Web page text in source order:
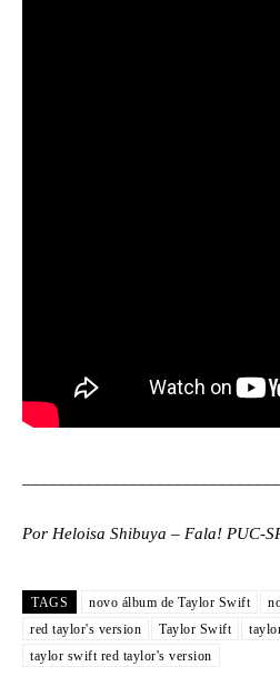
Por Heloisa Shibuya – Fala! PUC-
TAGS novo álbum de Taylor Swift
red taylor's version
Taylor Swift
taylor swift red taylor's version